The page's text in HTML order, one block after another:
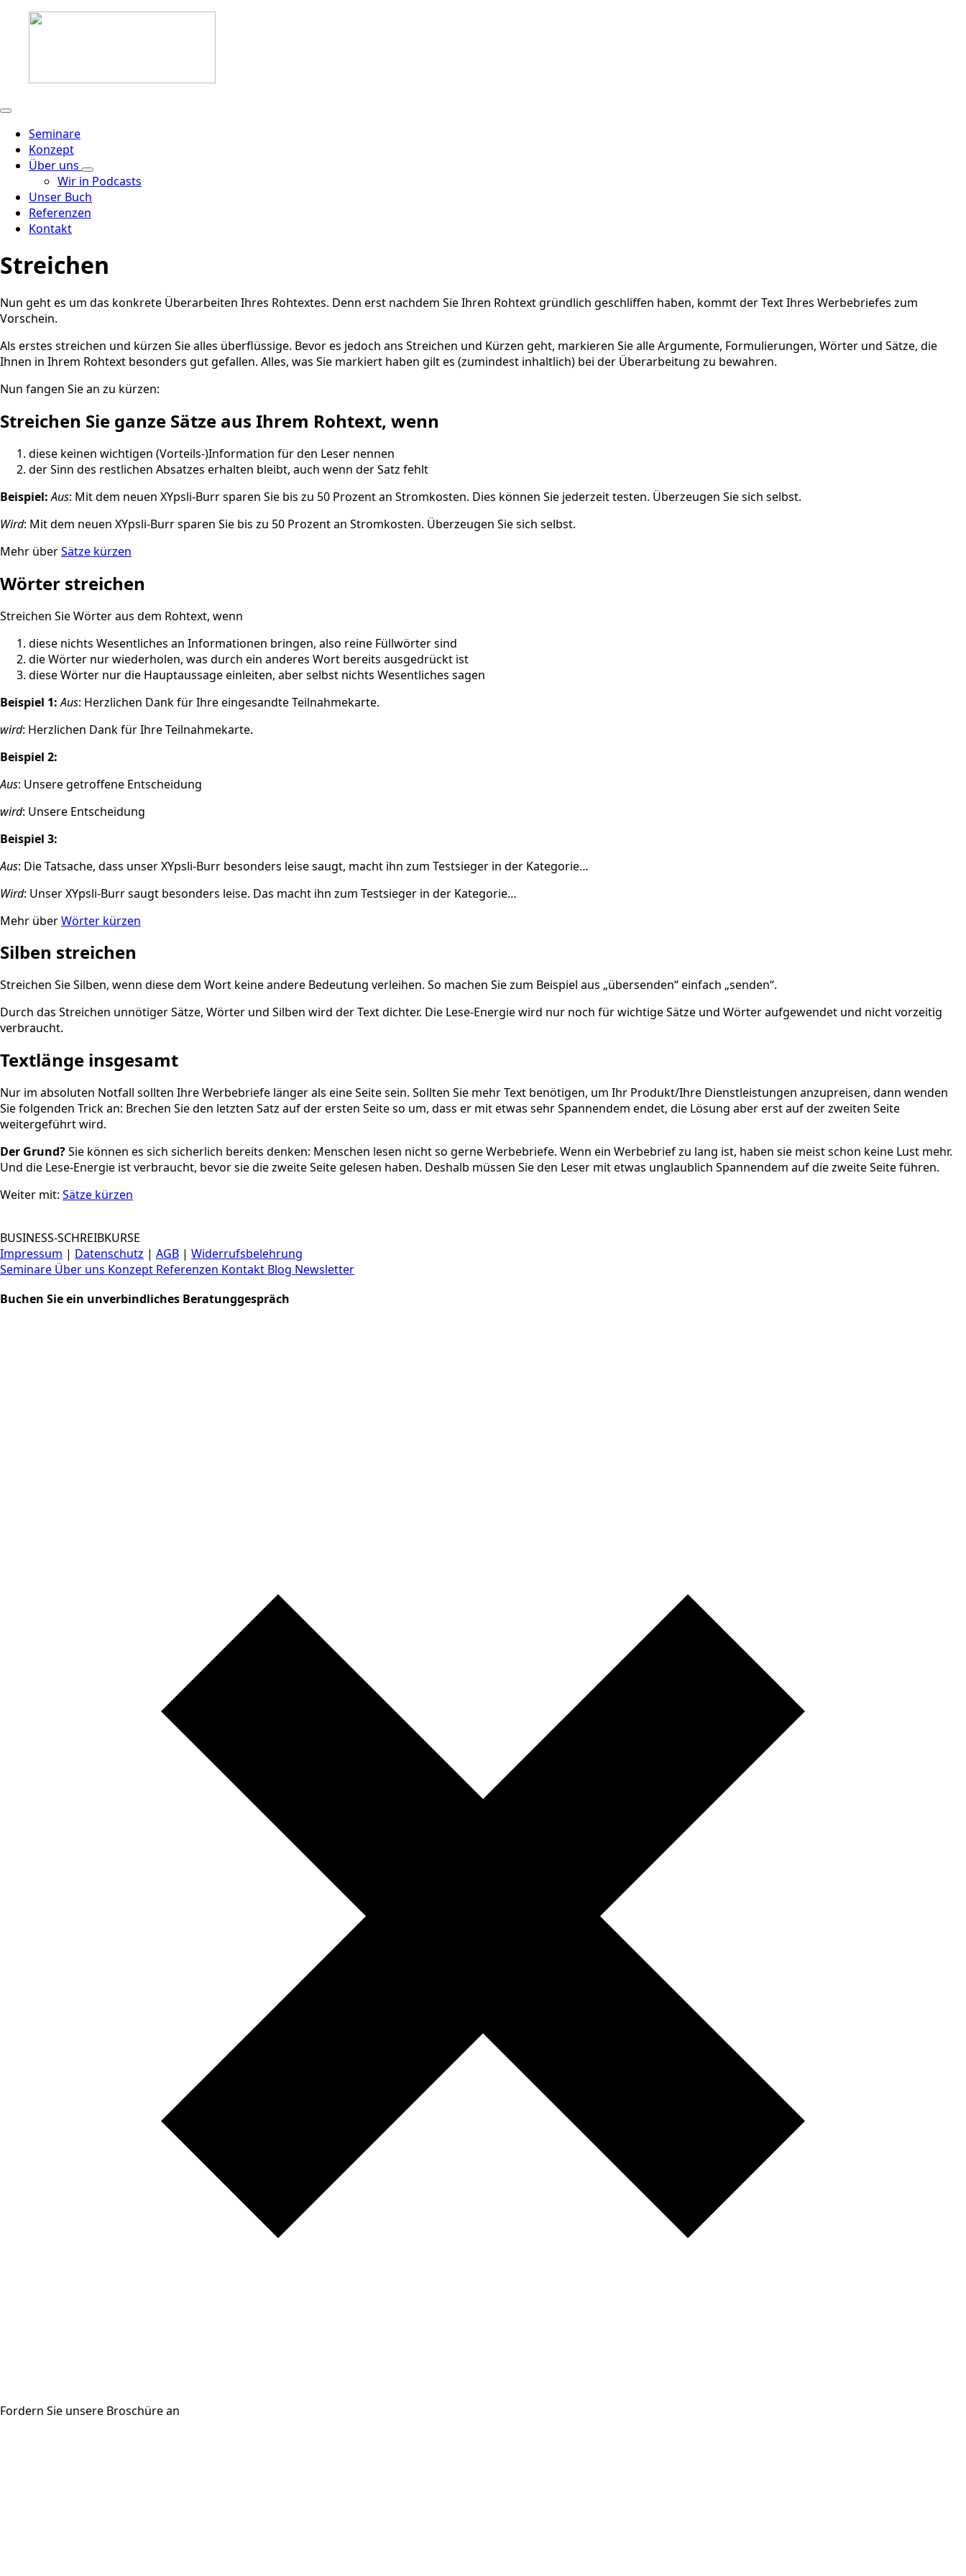
Seminare
Konzept
Über uns
Wir in Podcasts
Unser Buch
Referenzen
Kontakt
Streichen
Nun geht es um das konkrete Überarbeiten Ihres Rohtextes. Denn erst nachdem Sie Ihren Rohtext gründlich geschliffen haben, kommt der Text Ihres Werbebriefes zum
Vorschein.
Als erstes streichen und kürzen Sie alles überflüssige. Bevor es jedoch ans Streichen und Kürzen geht, markieren Sie alle Argumente, Formulierungen, Wörter und Sätze, die
Ihnen in Ihrem Rohtext besonders gut gefallen. Alles, was Sie markiert haben gilt es (zumindest inhaltlich) bei der Überarbeitung zu bewahren.
Nun fangen Sie an zu kürzen:
Streichen Sie ganze Sätze aus Ihrem Rohtext, wenn
diese keinen wichtigen (Vorteils-)Information für den Leser nennen
der Sinn des restlichen Absatzes erhalten bleibt, auch wenn der Satz fehlt
Beispiel:Aus: Mit dem neuen XYpsli-Burr sparen Sie bis zu 50 Prozent an Stromkosten. Dies können Sie jederzeit testen. Überzeugen Sie sich selbst.
Wird: Mit dem neuen XYpsli-Burr sparen Sie bis zu 50 Prozent an Stromkosten. Überzeugen Sie sich selbst.
Mehr überSätze kürzen
Wörter streichen
Streichen Sie Wörter aus dem Rohtext, wenn
diese nichts Wesentliches an Informationen bringen, also reine Füllwörter sind
die Wörter nur wiederholen, was durch ein anderes Wort bereits ausgedrückt ist
diese Wörter nur die Hauptaussage einleiten, aber selbst nichts Wesentliches sagen
Beispiel 1:Aus: Herzlichen Dank für Ihre eingesandte Teilnahmekarte.
wird: Herzlichen Dank für Ihre Teilnahmekarte.
Beispiel 2:
Aus: Unsere getroffene Entscheidung
wird: Unsere Entscheidung
Beispiel 3:
Aus: Die Tatsache, dass unser XYpsli-Burr besonders leise saugt, macht ihn zum Testsieger in der Kategorie…
Wird: Unser XYpsli-Burr saugt besonders leise. Das macht ihn zum Testsieger in der Kategorie…
Mehr überWörter kürzen
Silben streichen
Streichen Sie Silben, wenn diese dem Wort keine andere Bedeutung verleihen. So machen Sie zum Beispiel aus „übersenden“ einfach „senden“.
Durch das Streichen unnötiger Sätze, Wörter und Silben wird der Text dichter. Die Lese-Energie wird nur noch für wichtige Sätze und Wörter aufgewendet und nicht vorzeitig
verbraucht.
Textlänge insgesamt
Nur im absoluten Notfall sollten Ihre Werbebriefe länger als eine Seite sein. Sollten Sie mehr Text benötigen, um Ihr Produkt/Ihre Dienstleistungen anzupreisen, dann wenden
Sie folgenden Trick an: Brechen Sie den letzten Satz auf der ersten Seite so um, dass er mit etwas sehr Spannendem endet, die Lösung aber erst auf der zweiten Seite
weitergeführt wird.
Der Grund?Sie können es sich sicherlich bereits denken: Menschen lesen nicht so gerne Werbebriefe. Wenn ein Werbebrief zu lang ist, haben sie meist schon keine Lust mehr.
Und die Lese-Energie ist verbraucht, bevor sie die zweite Seite gelesen haben. Deshalb müssen Sie den Leser mit etwas unglaublich Spannendem auf die zweite Seite führen.
Weiter mit: Sätze kürzen
BUSINESS-SCHREIBKURSE
Impressum | Datenschutz | AGB | Widerrufsbelehrung
Seminare Über uns Konzept Referenzen Kontakt Blog Newsletter
Buchen Sie ein unverbindliches Beratunggespräch
Fordern Sie unsere Broschüre an